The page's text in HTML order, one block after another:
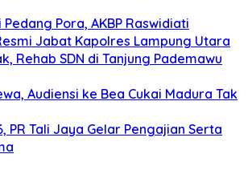
Pora, AKBP Raswidiati
Jabat Kapolres Lampung Utara
Rehab SDN di Tanjung Pademawu
Audiensi ke Bea Cukai Madura Tak
PR Tali Jaya Gelar Pengajian Serta